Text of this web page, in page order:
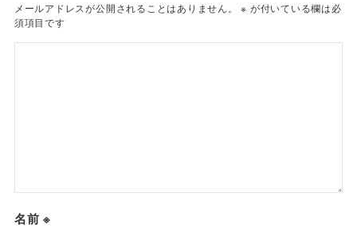
メールアドレスが公開されることはありません。 ※ が付いている欄は必
須項目です
名前※